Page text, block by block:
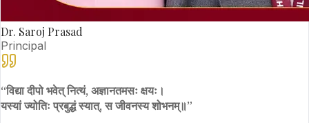
Dr. Saroj Prasad
Principal
“विद्या दीपो भवेत् नित्यं, अज्ञानतमसः क्षयः।
यस्यां ज्योतिः प्रबुद्धं स्यात्, स जीवनस्य शोभनम्॥”